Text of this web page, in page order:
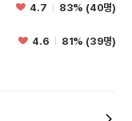
4.7 83% (40명)
4.6 81% (39명)